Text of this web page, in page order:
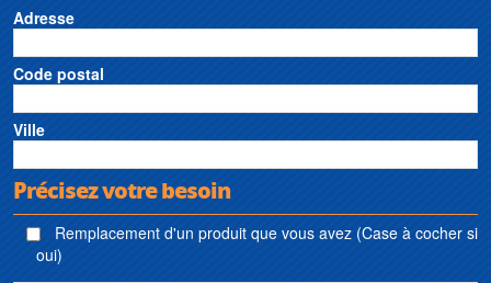
Adresse
Code postal
Ville
Précisez votre besoin
Remplacement d'un produit que vous avez (Case à cocher si
oui)